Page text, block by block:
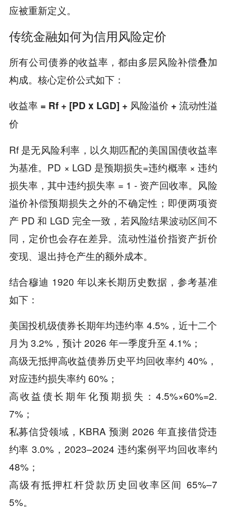
应被重新定义。
传统金融如何为信用风险定价
所有公司债券的收益率，都由多层风险补偿叠加
构成。核心定价公式如下：
收益率 = Rf + [PD x LGD] + 风险溢价 + 流动性溢
价
Rf 是无风险利率，以久期匹配的美国国债收益率
为基准。PD × LGD 是预期损失=违约概率 × 违约
损失率，其中违约损失率 = 1 - 资产回收率。风险
溢价补偿预期损失之外的不确定性；即便两项资
产 PD 和 LGD 完全一致，若风险结果波动区间不
同，定价也会存在差异。流动性溢价指资产折价
变现、退出持仓产生的额外成本。
结合穆迪 1920 年以来长期历史数据，参考基准
如下：
美国投机级债券长期年均违约率 4.5%，近十二个
月为 3.2%，预计 2026 年一季度升至 4.1%；
高级无抵押高收益债券历史平均回收率约 40%，
对应违约损失率约 60%；
高收益债长期年化预期损失：4.5%×60%=2.
7%；
私募信贷领域，KBRA 预测 2026 年直接借贷违
约率 3.0%，2023–2024 违约案例平均回收率约
48%；
高级有抵押杠杆贷款历史回收率区间 65%–7
5%。